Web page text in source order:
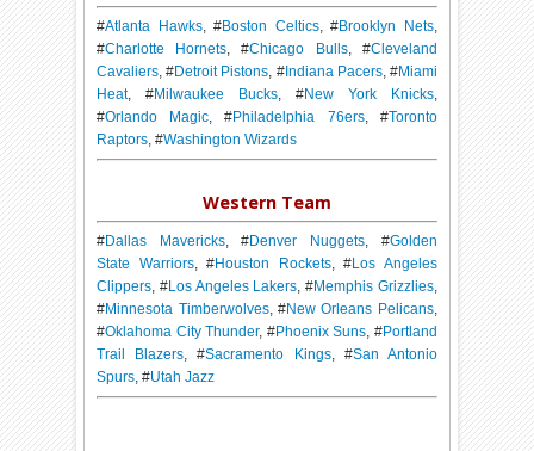
#Atlanta Hawks, #Boston Celtics, #Brooklyn Nets,
#Charlotte Hornets, #Chicago Bulls, #Cleveland
Cavaliers, #Detroit Pistons, #Indiana Pacers, #Miami
Heat, #Milwaukee Bucks, #New York Knicks,
#Orlando Magic, #Philadelphia 76ers, #Toronto
Raptors, #Washington Wizards
Western Team
#Dallas Mavericks, #Denver Nuggets, #Golden
State Warriors, #Houston Rockets, #Los Angeles
Clippers, #Los Angeles Lakers, #Memphis Grizzlies,
#Minnesota Timberwolves, #New Orleans Pelicans,
#Oklahoma City Thunder, #Phoenix Suns, #Portland
Trail Blazers, #Sacramento Kings, #San Antonio
Spurs, #Utah Jazz